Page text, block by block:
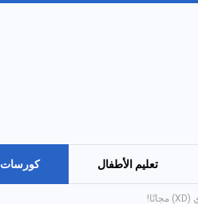
تعليم الأطفال كورسات